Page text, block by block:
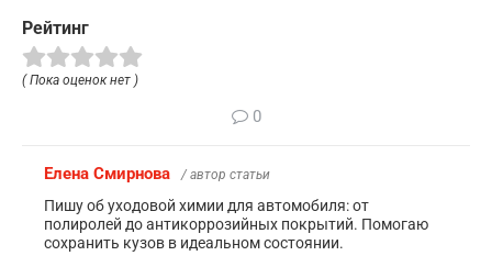
Рейтинг
( Пока оценок нет )
0
Елена Смирнова / автор статьи
Пишу об уходовой химии для автомобиля: от
полиролей до антикоррозийных покрытий. Помогаю
сохранить кузов в идеальном состоянии.